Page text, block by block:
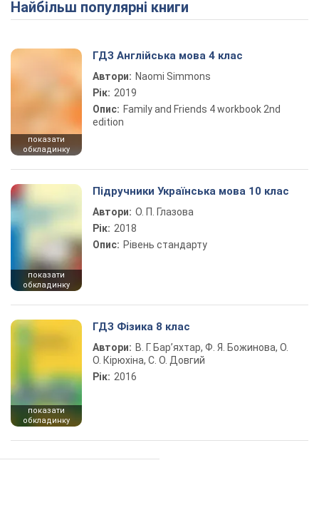
Найбільш популярні книги
показати
обкладинку
ГДЗ Англійська мова 4 клас
Автори: Naomi Simmons
Рік: 2019
Опис: Family and Friends 4 workbook 2nd
edition
показати
обкладинку
Підручники Українська мова 10 клас
Автори: О. П. Глазова
Рік: 2018
Опис: Рівень стандарту
показати
обкладинку
ГДЗ Фізика 8 клас
Автори: В. Г. Бар’яхтар, Ф. Я. Божинова, О.
О. Кірюхіна, С. О. Довгий
Рік: 2016